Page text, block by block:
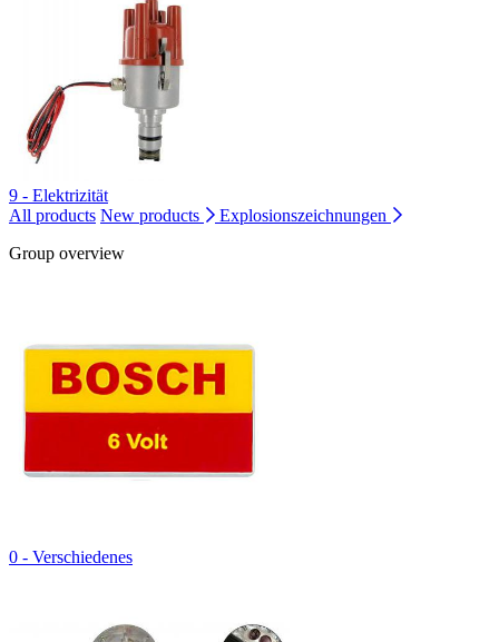
9 - Elektrizität
All products New products
Explosionszeichnungen
Group overview
0 - Verschiedenes